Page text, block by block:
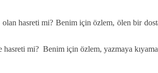
hasreti mi? Benim için özlem, ölen bir
mi? Benim için özlem, yazmaya